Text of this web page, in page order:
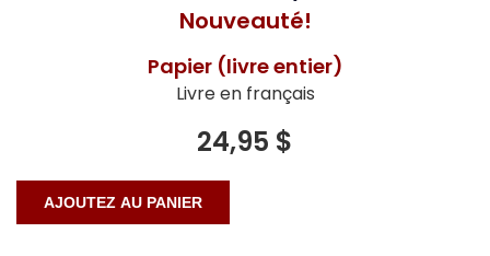
Nouveauté!
Papier (livre entier)
Livre en français
24,95 $